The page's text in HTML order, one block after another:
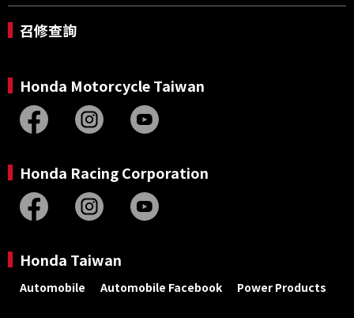
召修查詢
Honda Motorcycle Taiwan
Honda Racing Corporation
Honda Taiwan
Automobile Automobile Facebook Power Products